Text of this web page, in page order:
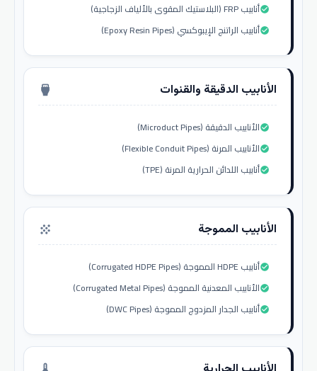
أنابيب FRP (البلاستيك المقوى بالألياف الزجاجية)check_circle
أنابيب الراتنج الإيبوكسي (Epoxy Resin Pipes)check_circle
الأنابيب الدقيقة والقنوات settings_input_hdmi
الأنابيب الدقيقة (Microduct Pipes)check_circle
الأنابيب المرنة (Flexible Conduit Pipes)check_circle
أنابيب اللدائن الحرارية المرنة (TPE)check_circle
الأنابيب المموجة grain
أنابيب HDPE المموجة (Corrugated HDPE Pipes)check_circle
الأنابيب المعدنية المموجة (Corrugated Metal Pipes)check_circle
أنابيب الجدار المزدوج المموجة (DWC Pipes)check_circle